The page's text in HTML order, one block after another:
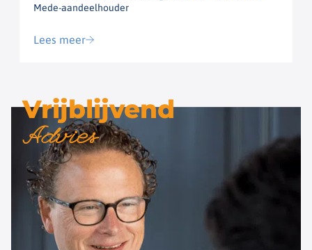
Mede-aandeelhouder
Lees meer
Vrijblijvend
Advies